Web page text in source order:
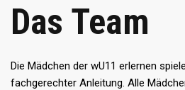
Das Team
Die Mädchen der wU11 erlernen
fachgerechter Anleitung. Alle